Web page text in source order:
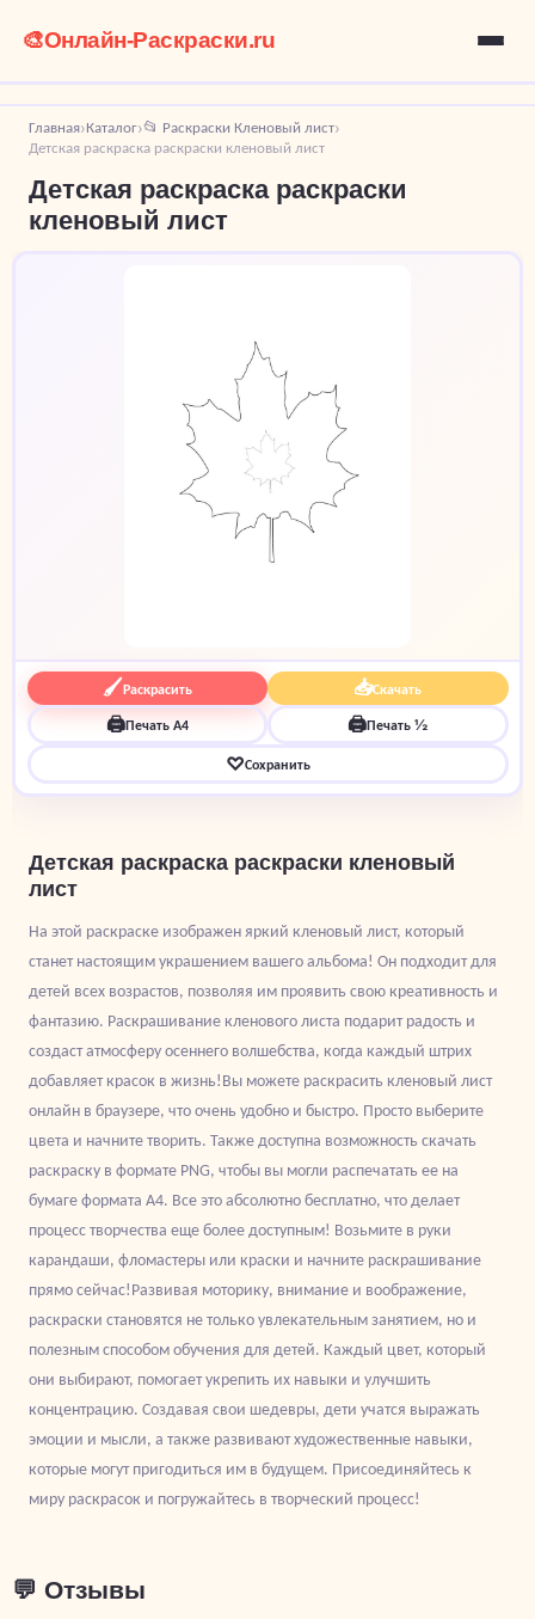
🎨Онлайн-Раскраски.ru
Главная›Каталог›📂 Раскраски Кленовый лист›
Детская раскраска раскраски кленовый лист
Детская раскраска раскраски
кленовый лист
🖌Раскрасить 📥Скачать
🖨Печать A4 🖨Печать ½
♡Сохранить
Детская раскраска раскраски кленовый
лист
На этой раскраске изображен яркий кленовый лист, который
станет настоящим украшением вашего альбома! Он подходит для
детей всех возрастов, позволяя им проявить свою креативность и
фантазию. Раскрашивание кленового листа подарит радость и
создаст атмосферу осеннего волшебства, когда каждый штрих
добавляет красок в жизнь!Вы можете раскрасить кленовый лист
онлайн в браузере, что очень удобно и быстро. Просто выберите
цвета и начните творить. Также доступна возможность скачать
раскраску в формате PNG, чтобы вы могли распечатать ее на
бумаге формата A4. Все это абсолютно бесплатно, что делает
процесс творчества еще более доступным! Возьмите в руки
карандаши, фломастеры или краски и начните раскрашивание
прямо сейчас!Развивая моторику, внимание и воображение,
раскраски становятся не только увлекательным занятием, но и
полезным способом обучения для детей. Каждый цвет, который
они выбирают, помогает укрепить их навыки и улучшить
концентрацию. Создавая свои шедевры, дети учатся выражать
эмоции и мысли, а также развивают художественные навыки,
которые могут пригодиться им в будущем. Присоединяйтесь к
миру раскрасок и погружайтесь в творческий процесс!
💬 Отзывы